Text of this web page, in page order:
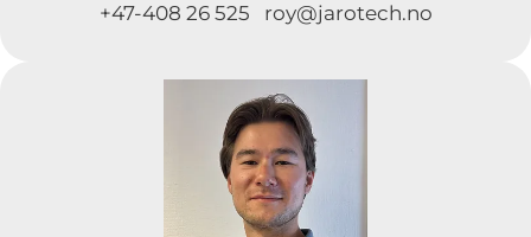
+47-408 26 525 roy@jarotech.no